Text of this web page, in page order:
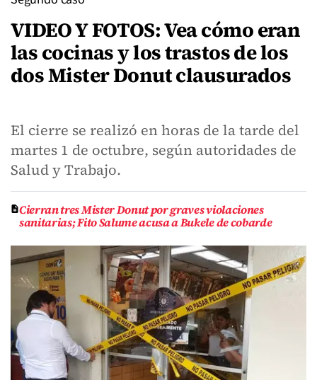
VIDEO Y FOTOS: Vea cómo eran
las cocinas y los trastos de los
dos Mister Donut clausurados
El cierre se realizó en horas de la tarde del
martes 1 de octubre, según autoridades de
Salud y Trabajo.
Cierran tres Mister Donut por graves violaciones
sanitarias; Fito Salume acusa a Bukele de cobarde